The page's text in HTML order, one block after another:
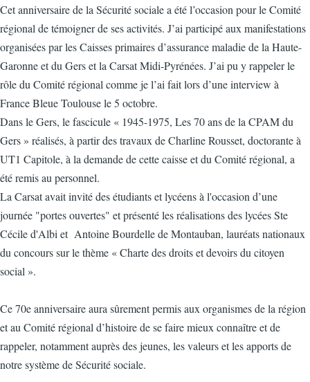
Cet anniversaire de la Sécurité sociale a été l’occasion pour le Comité
régional de témoigner de ses activités. J’ai participé aux manifestations
organisées par les Caisses primaires d’assurance maladie de la Haute-
Garonne et du Gers et la Carsat Midi-Pyrénées. J’ai pu y rappeler le
rôle du Comité régional comme je l’ai fait lors d’une interview à
France Bleue Toulouse le 5 octobre.
Dans le Gers, le fascicule « 1945-1975, Les 70 ans de la CPAM du
Gers » réalisés, à partir des travaux de Charline Rousset, doctorante à
UT1 Capitole, à la demande de cette caisse et du Comité régional, a
été remis au personnel.
La Carsat avait invité des étudiants et lycéens à l'occasion d’une
journée "portes ouvertes" et présenté les réalisations des lycées Ste
Cécile d'Albi et Antoine Bourdelle de Montauban, lauréats nationaux
du concours sur le thème « Charte des droits et devoirs du citoyen
social ».
Ce 70e anniversaire aura sûrement permis aux organismes de la région
et au Comité régional d’histoire de se faire mieux connaître et de
rappeler, notamment auprès des jeunes, les valeurs et les apports de
notre système de Sécurité sociale.